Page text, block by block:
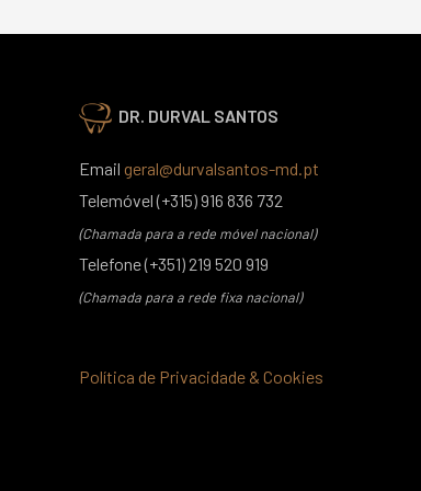
DR. DURVAL SANTOS
Email geral@durvalsantos-md.pt
Telemóvel (+315) 916 836 732
(Chamada para a rede móvel nacional)
Telefone (+351) 219 520 919
(Chamada para a rede fixa nacional)
Política de Privacidade & Cookies